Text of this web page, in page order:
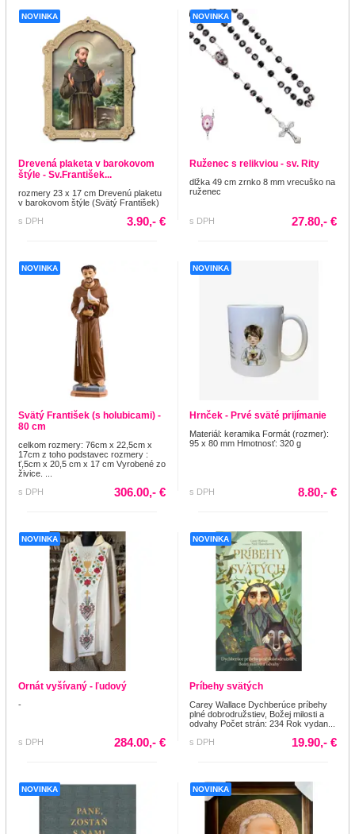
NOVINKA
Drevená plaketa v barokovom
štýle - Sv.František...
rozmery 23 x 17 cm Drevenú plaketu
v barokovom štýle (Svätý František)
s DPH
3.90,- €
NOVINKA
Ruženec s relikviou - sv. Rity
dlžka 49 cm zrnko 8 mm vrecuško na
ruženec
s DPH 27.80,- €
NOVINKA
Svätý František (s holubicami) -
80 cm
celkom rozmery: 76cm x 22,5cm x
17cm z toho podstavec rozmery :
ť,5cm x 20,5 cm x 17 cm Vyrobené zo
živice. ...
s DPH
306.00,- €
NOVINKA
Hrnček - Prvé sväté prijímanie
Materiál: keramika Formát (rozmer):
95 x 80 mm Hmotnosť: 320 g
s DPH 8.80,- €
NOVINKA
Ornát vyšívaný - ľudový
-
s DPH 284.00,- €
NOVINKA
Príbehy svätých
Carey Wallace Dychberúce príbehy
plné dobrodružstiev, Božej milosti a
odvahy Počet strán: 234 Rok vydan...
s DPH
19.90,- €
NOVINKA NOVINKA